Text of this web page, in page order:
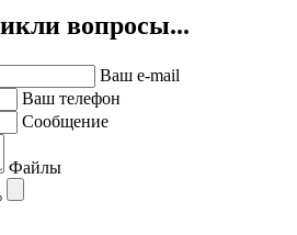
вопросы...
Ваш e-mail
Ваш телефон
Сообщение
Файлы